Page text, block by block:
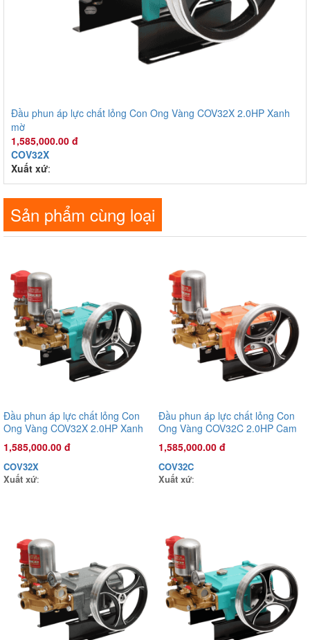
Đầu phun áp lực chất lỏng Con Ong Vàng COV32X 2.0HP Xanh
Đầu phun áp lực chất lỏng Con Ong Vàng COV32C 2.0HP Cam
1,585,000.00 đ
COV32C
Xuất xứ
Sản phẩm cùng loại
Đầu phun áp lực chất lỏng Con
Ong Vàng COV32X 2.0HP Xanh
mờ
1,585,000.00 đ
COV32X
Xuất xứ:
Đầu phun áp lực chất lỏng Con
Ong Vàng COV32C 2.0HP Cam
1,585,000.00 đ
COV32C
Xuất xứ: